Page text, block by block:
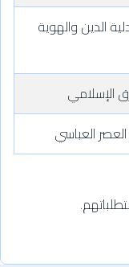
الدين والهوية
الإسلامي
العباسي